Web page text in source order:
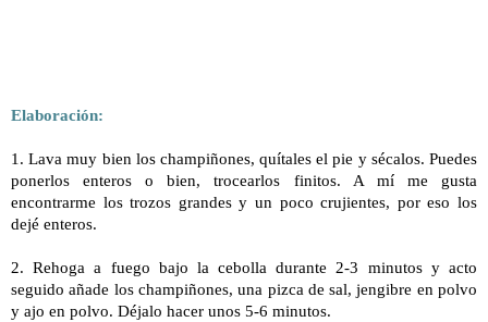
Elaboración:
1. Lava muy bien los champiñones, quítales el pie y sécalos. Puedes
ponerlos enteros o bien, trocearlos finitos. A mí me gusta
encontrarme los trozos grandes y un poco crujientes, por eso los
dejé enteros.
2. Rehoga a fuego bajo la cebolla durante 2-3 minutos y acto
seguido añade los champiñones, una pizca de sal, jengibre en polvo
y ajo en polvo. Déjalo hacer unos 5-6 minutos.